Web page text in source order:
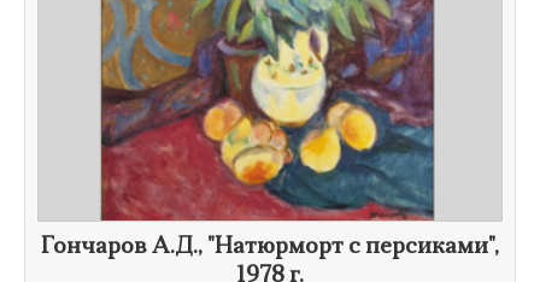
Гончаров А.Д., "Натюрморт с персиками",
1978 г.